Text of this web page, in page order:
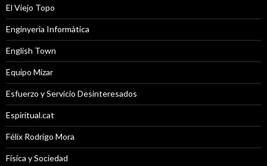
El Viejo Topo
Enginyeria Informàtica
English Town
Equipo Mizar
Esfuerzo y Servicio Desinteresados
Espiritual.cat
Félix Rodrigo Mora
Física y Sociedad